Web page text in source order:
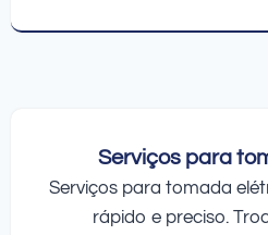
Serviços para
Serviços para tomada
rápido e preciso.